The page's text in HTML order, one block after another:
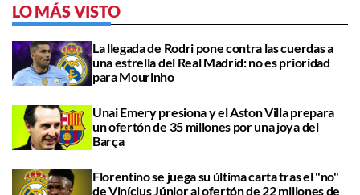
LO MÁS VISTO
La llegada de Rodri pone contra las cuerdas a
una estrella del Real Madrid: no es prioridad
para Mourinho
Unai Emery presiona y el Aston Villa prepara
un ofertón de 35 millones por una joya del
Barça
Florentino se juega su última carta tras el "no"
de Vinícius Júnior al ofertón de 22 millones de